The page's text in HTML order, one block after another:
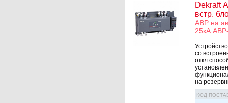
Dekraft
встр.
АВР на
25кА
со
на
КОД